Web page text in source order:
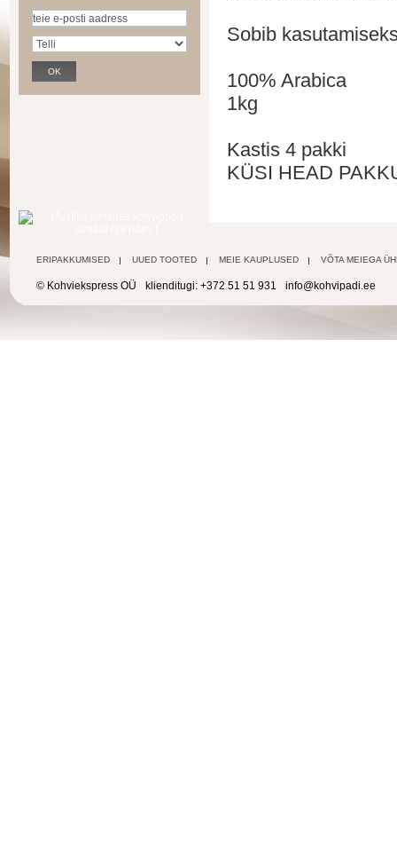
Sobib
100% Arabica
1kg
Kastis 4 pakki
KÜSI HEAD
ERIPAKKUMISED UUED TOOTED MEIE KAUPLUSED VÕTA MEIEGA
© Kohviekspress OÜ klienditugi: +372 51 51 931 info@kohvipadi.ee